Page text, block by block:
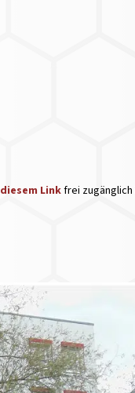
diesem Linkfrei zugänglich